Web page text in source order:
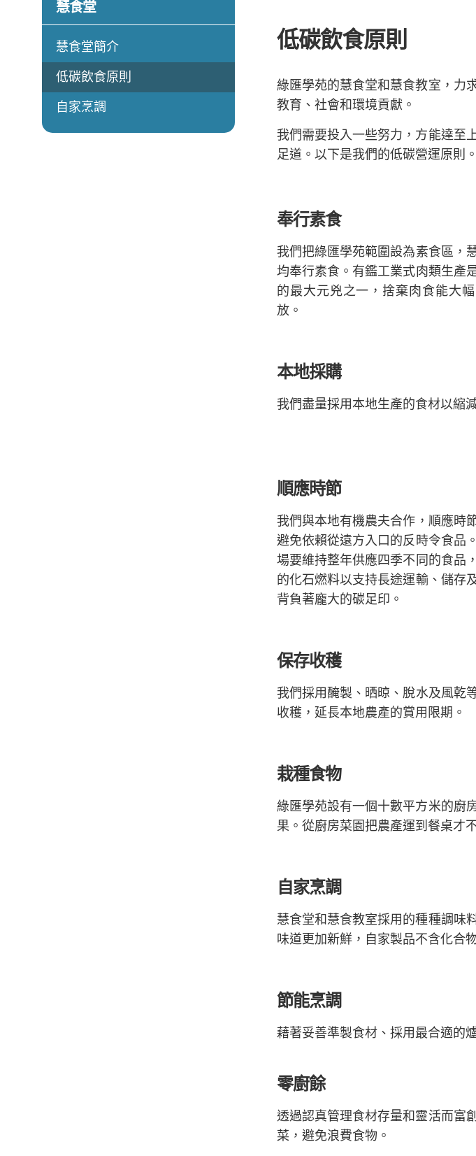
慧食堂
慧食堂簡介
低碳飲食原則
自家烹調
低碳飲食原則
綠匯學苑的慧食堂和慧食教室，力
教育、社會和環境貢獻。
我們需要投入一些努力，方能達至
足道。以下是我們的低碳營運原則。
奉行素食
我們把綠匯學苑範圍設為素食區，
均奉行素食。有鑑工業式肉類生產
的最大元兇之一，捨棄肉食能大
放。
本地採購
我們盡量採用本地生產的食材以縮
順應時節
我們與本地有機農夫合作，順應時
避免依賴從遠方入口的反時令食品
場要維持整年供應四季不同的食品
的化石燃料以支持長途運輸、儲存
背負著龐大的碳足印。
保存收穫
我們採用醃製、晒晾、脫水及風乾
收穫，延長本地農產的賞用限期。
栽種食物
綠匯學苑設有一個十數平方米的廚
果。從廚房菜園把農產運到餐桌才
自家烹調
慧食堂和慧食教室採用的種種調味
味道更加新鮮，自家製品不含化合
節能烹調
藉著妥善準製食材、採用最合適的
零廚餘
透過認真管理食材存量和靈活而富
菜，避免浪費食物。